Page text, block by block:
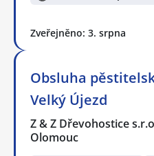
Zveřejněno: 3. srpna
Obsluha
Velký Újezd
Z & Z Dřevohostice
Olomouc